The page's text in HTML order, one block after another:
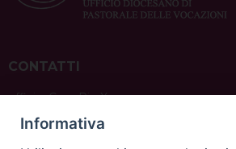
CONTATTI
ufficio: Casa Pio X
via Bonporti, 20 – 35141 Padova
tel: +39 351 619 2354
Informativa